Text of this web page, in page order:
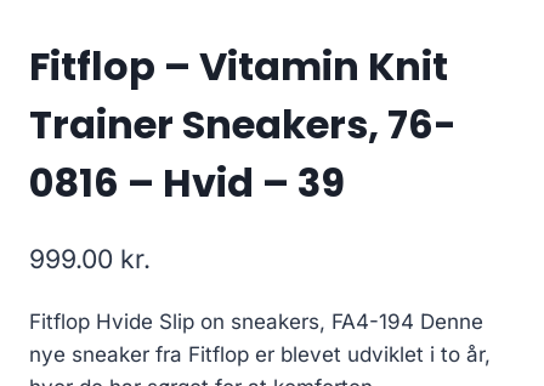
Fitflop – Vitamin Knit
Trainer Sneakers, 76-
0816 – Hvid – 39
999.00 kr.
Fitflop Hvide Slip on sneakers, FA4-194 Denne
nye sneaker fra Fitflop er blevet udviklet i to år,